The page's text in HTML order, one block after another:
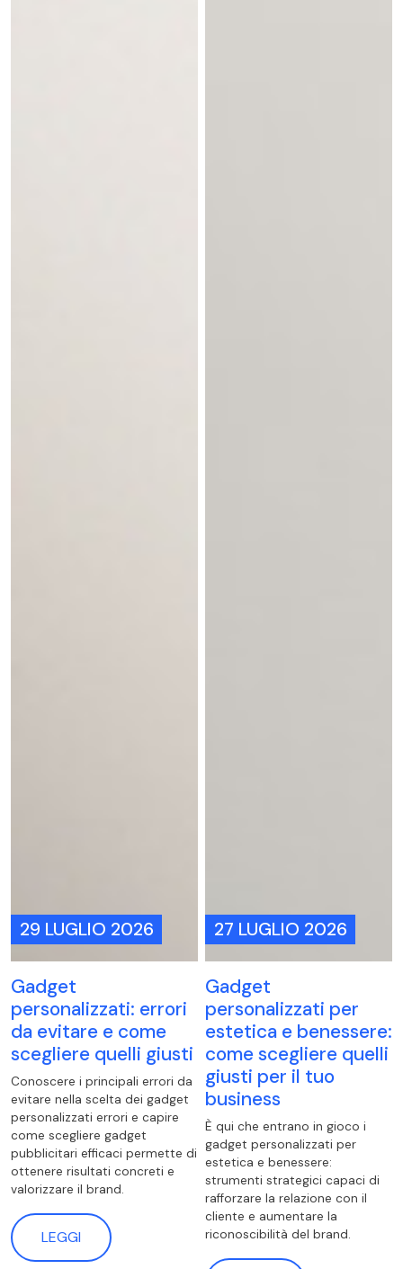
29 LUGLIO 2026
Gadget
personalizzati: errori
da evitare e come
scegliere quelli giusti
Conoscere i principali errori da
evitare nella scelta dei gadget
personalizzati errori e capire
come scegliere gadget
pubblicitari efficaci permette di
ottenere risultati concreti e
valorizzare il brand.
LEGGI
27 LUGLIO 2026
Gadget
personalizzati per
estetica e benessere:
come scegliere quelli
giusti per il tuo
business
È qui che entrano in gioco i
gadget personalizzati per
estetica e benessere:
strumenti strategici capaci di
rafforzare la relazione con il
cliente e aumentare la
riconoscibilità del brand.